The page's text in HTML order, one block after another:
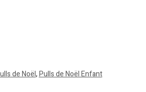
de Noël,Pulls de Noël Enfant